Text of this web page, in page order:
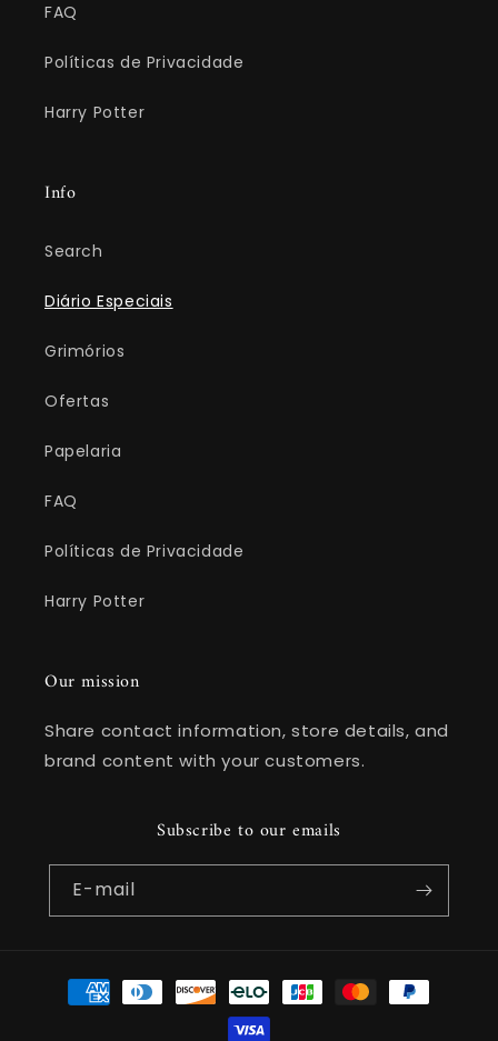
FAQ
Políticas de Privacidade
Harry Potter
Info
Search
Diário Especiais
Grimórios
Ofertas
Papelaria
FAQ
Políticas de Privacidade
Harry Potter
Our mission
Share contact information, store details, and
brand content with your customers.
Subscribe to our emails
E-mail
Formas